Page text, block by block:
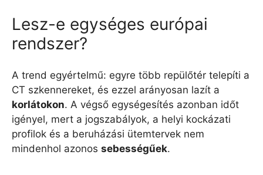
Lesz-e egységes európai
rendszer?
A trend egyértelmű: egyre több repülőtér telepíti a
CT szkennereket, és ezzel arányosan lazít a
korlátokon. A végső egységesítés azonban időt
igényel, mert a jogszabályok, a helyi kockázati
profilok és a beruházási ütemtervek nem
mindenhol azonos sebességűek.